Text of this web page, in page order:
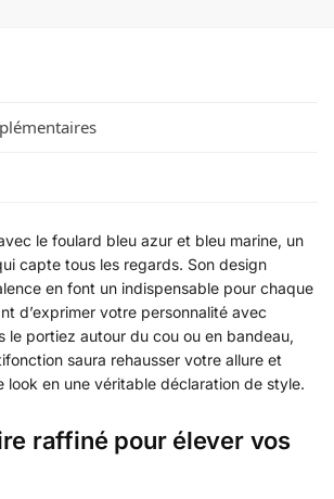
le foulard bleu azur et bleu marine, un
capte tous les regards. Son design
en font un indispensable pour chaque
d’exprimer votre personnalité avec
le portiez autour du cou ou en bandeau,
saura rehausser votre allure et
look en une véritable déclaration de style.
raffiné pour élever vos